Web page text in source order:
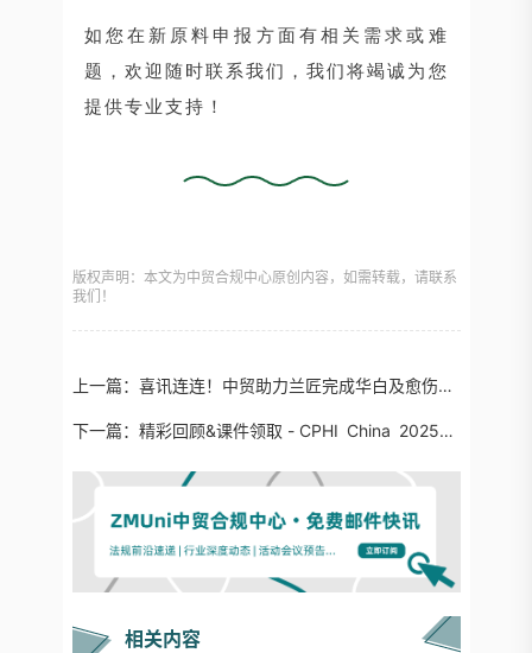
如您在新原料申报方面有相关需求或难
题，欢迎随时联系我们，我们将竭诚为您
提供专业支持！
版权声明：本文为中贸合规中心原创内容，如需转载，请联系
我们！
上一篇： 喜讯连连！中贸助力兰匠完成华白及愈伤组织提取物新原料备案！
下一篇： 精彩回顾&课件领取 - CPHI China 2025食品原料创新&合规论坛
相关内容